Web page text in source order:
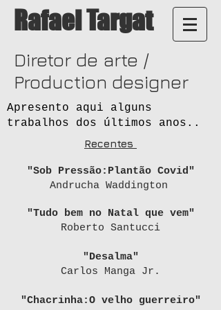
Rafael Targat
Diretor de arte /
Production designer
Recentes
"Sob Pressão:Plantão Covid"
Andrucha Waddington
"Tudo bem no Natal que vem"
Roberto Santucci
"Desalma"
Carlos Manga Jr.
"Chacrinha:O velho guerreiro"
Apresento aqui alguns
trabalhos dos últimos anos..